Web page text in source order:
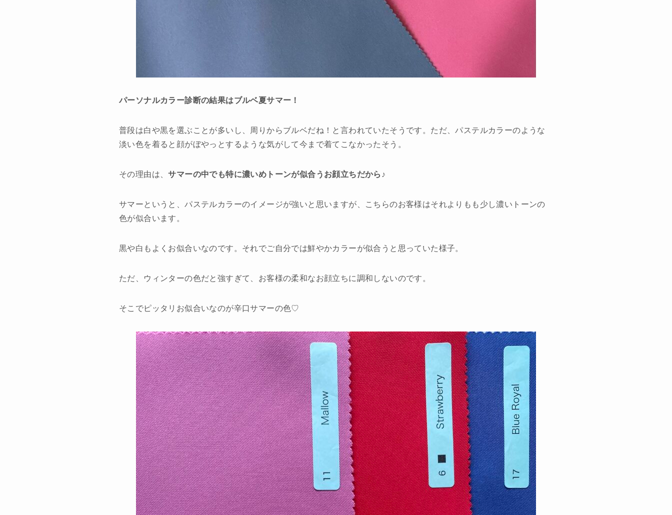
パーソナルカラー診断の結果はブルベ夏サマー！
普段は白や黒を選ぶことが多いし、周りからブルベだね！と言われていたそうです。ただ、パステルカラーのような
淡い色を着ると顔がぼやっとするような気がして今まで着てこなかったそう。
その理由は、サマーの中でも特に濃いめトーンが似合うお顔立ちだから♪
サマーというと、パステルカラーのイメージが強いと思いますが、こちらのお客様はそれよりもも少し濃いトーンの
色が似合います。
黒や白もよくお似合いなのです。それでご自分では鮮やかカラーが似合うと思っていた様子。
ただ、ウィンターの色だと強すぎて、お客様の柔和なお顔立ちに調和しないのです。
そこでピッタリお似合いなのが辛口サマーの色♡